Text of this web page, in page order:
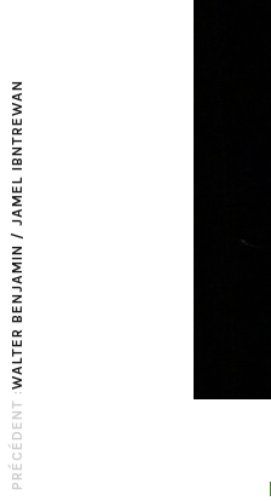
PRÉCÉDENT :
WALTER BENJAMIN / JAMEL IBNTREWAN